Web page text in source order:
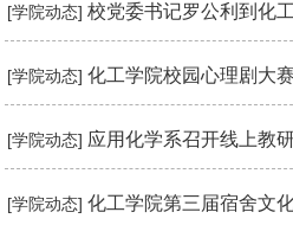
[学院动态]校党委书记罗公利到化
[学院动态]化工学院校园心理剧大
[学院动态] 应用化学系召开线上教
[学院动态]化工学院第三届宿舍文